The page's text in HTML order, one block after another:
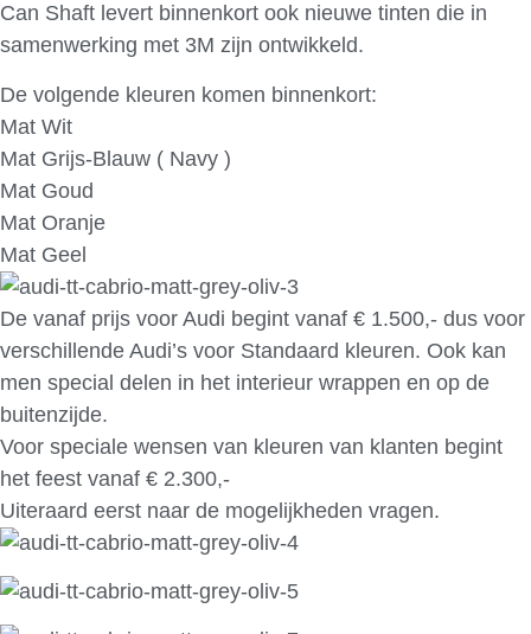
Can Shaft levert binnenkort ook nieuwe tinten die in
samenwerking met 3M zijn ontwikkeld.
De volgende kleuren komen binnenkort:
Mat Wit
Mat Grijs-Blauw ( Navy )
Mat Goud
Mat Oranje
Mat Geel
De vanaf prijs voor Audi begint vanaf € 1.500,- dus voor
verschillende Audi’s voor Standaard kleuren. Ook kan
men special delen in het interieur wrappen en op de
buitenzijde.
Voor speciale wensen van kleuren van klanten begint
het feest vanaf € 2.300,-
Uiteraard eerst naar de mogelijkheden vragen.